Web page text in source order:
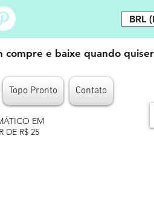
BRL
compre e baixe quando quiser
Topo Pronto Contato
EM
DE R$ 25